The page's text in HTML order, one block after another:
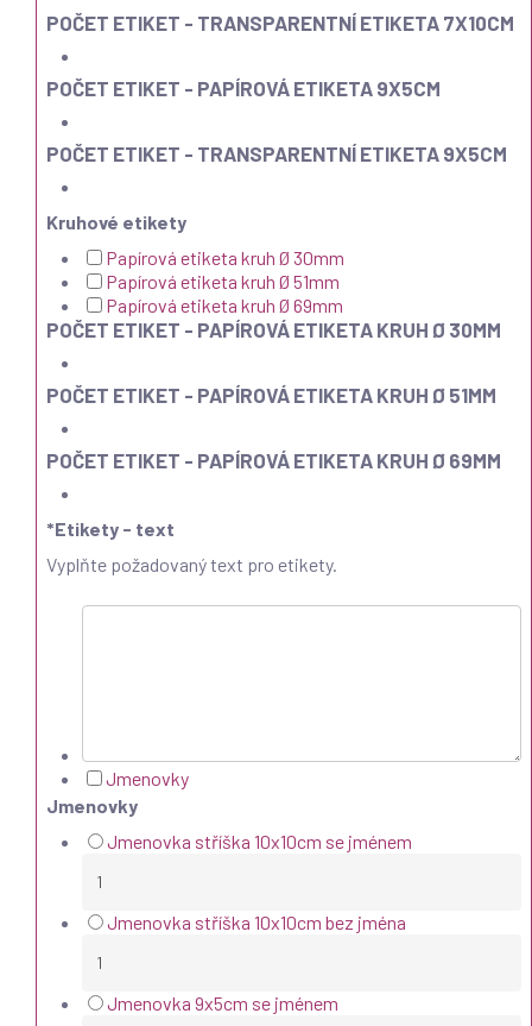
POČET ETIKET - TRANSPARENTNÍ ETIKETA 7X10CM
POČET ETIKET - PAPÍROVÁ ETIKETA 9X5CM
POČET ETIKET - TRANSPARENTNÍ ETIKETA 9X5CM
Kruhové etikety
Papírová etiketa kruh Ø 30mm
Papírová etiketa kruh Ø 51mm
Papírová etiketa kruh Ø 69mm
POČET ETIKET - PAPÍROVÁ ETIKETA KRUH Ø 30MM
POČET ETIKET - PAPÍROVÁ ETIKETA KRUH Ø 51MM
POČET ETIKET - PAPÍROVÁ ETIKETA KRUH Ø 69MM
*Etikety - text
Vyplňte požadovaný text pro etikety.
Jmenovky
Jmenovky
Jmenovka stříška 10x10cm se jménem
Jmenovka stříška 10x10cm bez jména
Jmenovka 9x5cm se jménem